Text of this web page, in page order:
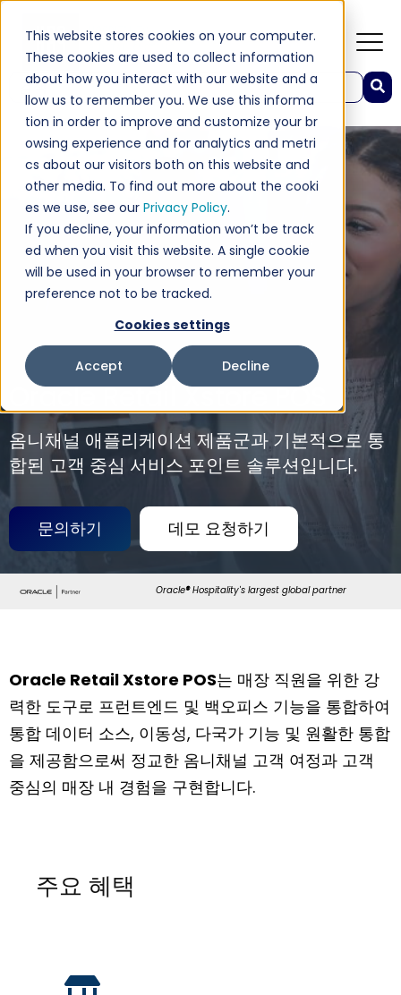
This website stores cookies on your computer.
These cookies are used to collect information
about how you interact with our website and a
llow us to remember you. We use this informa
tion in order to improve and customize your br
owsing experience and for analytics and metri
cs about our visitors both on this website and
other media. To find out more about the cooki
es we use, see our Privacy Policy.
If you decline, your information won’t be track
ed when you visit this website. A single cookie
will be used in your browser to remember your
preference not to be tracked.
Cookies settings
Accept Decline
이것은 자동 제안 기능이 첨부된 검색 필드입니다.
검색 필드가 비어 있으므로 제안 사항이 없습니다.
Oracle Retail Xstore POS
옴니채널 애플리케이션 제품군과 기본적으로 통
합된 고객 중심 서비스 포인트 솔루션입니다.
문의하기 데모 요청하기
Oracle®Hospitality's largest global partner
Oracle Retail Xstore POS는 매장 직원을 위한 강
력한 도구로 프런트엔드 및 백오피스 기능을 통합하여
통합 데이터 소스, 이동성, 다국가 기능 및 원활한 통합
을 제공함으로써 정교한 옴니채널 고객 여정과 고객
중심의 매장 내 경험을 구현합니다.
주요 혜택